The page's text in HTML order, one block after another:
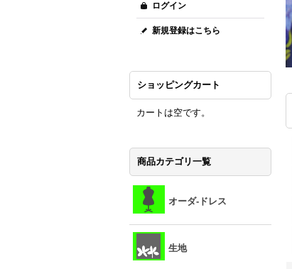
ログイン
新規登録はこちら
ショッピングカート
カートは空です。
商品カテゴリ一覧
オーダ-ドレス
生地